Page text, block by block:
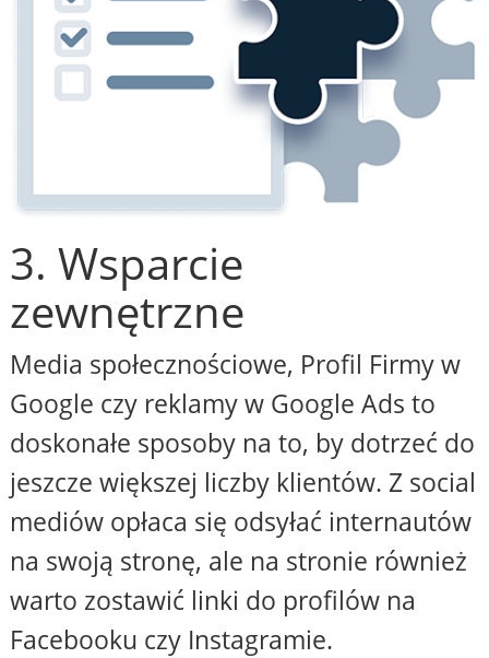
3. Wsparcie
zewnętrzne
Media społecznościowe, Profil Firmy w
Google czy reklamy w Google Ads to
doskonałe sposoby na to, by dotrzeć do
jeszcze większej liczby klientów. Z social
mediów opłaca się odsyłać internautów
na swoją stronę, ale na stronie również
warto zostawić linki do profilów na
Facebooku czy Instagramie.